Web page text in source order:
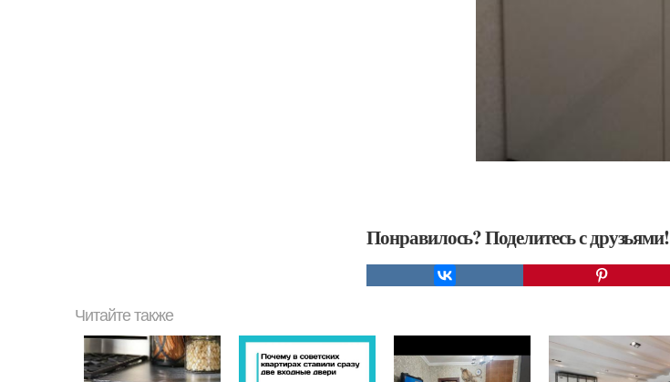
Понравилось? Поделитесь с друзьями!
Читайте также